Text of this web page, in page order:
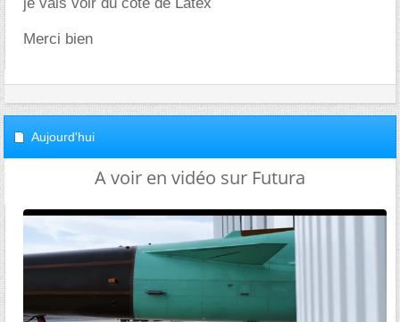
Merci bien
Aujourd'hui
A voir en vidéo sur Futura